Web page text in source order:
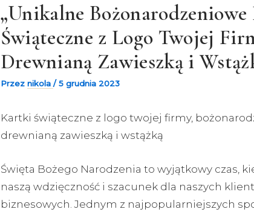
„Unikalne
Świąteczne z Logo Twojej
Drewnianą Zawieszką i
Przez nikola /5 grudnia 2023
Kartki świąteczne z logo twojej firmy,
drewnianą zawieszką i wstążką
Święta Bożego Narodzenia to wyjątkowy czas,
naszą wdzięczność i szacunek dla naszych
biznesowych. Jednym z najpopularniejszych